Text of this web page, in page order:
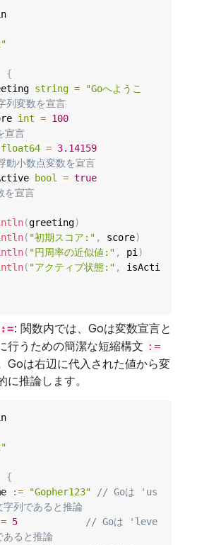
{
string =
"Goへようこ
変数を宣言
int = 100
宣言
float64 = 3.14159
小数点変数を宣言
bool = true
を宣言
(greeting)
( "初期スコア:" , score)
( "円周率の近似値:" , pi )
( "アクティブ状態:" ,
isActi
:=: 関数内では、Goは変数宣言と
行うための簡潔な短縮構文 :=
Goは右辺に代入された値から変
に推論します。
{
:= "Gopher123"
// Goは 'us
列であると推論
5
// Goは 'leve
ると推論